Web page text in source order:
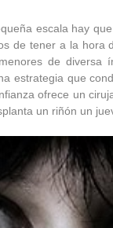
escala hay
de tener a la hora
de diversa
estrategia que
ofrece un
un riñón un